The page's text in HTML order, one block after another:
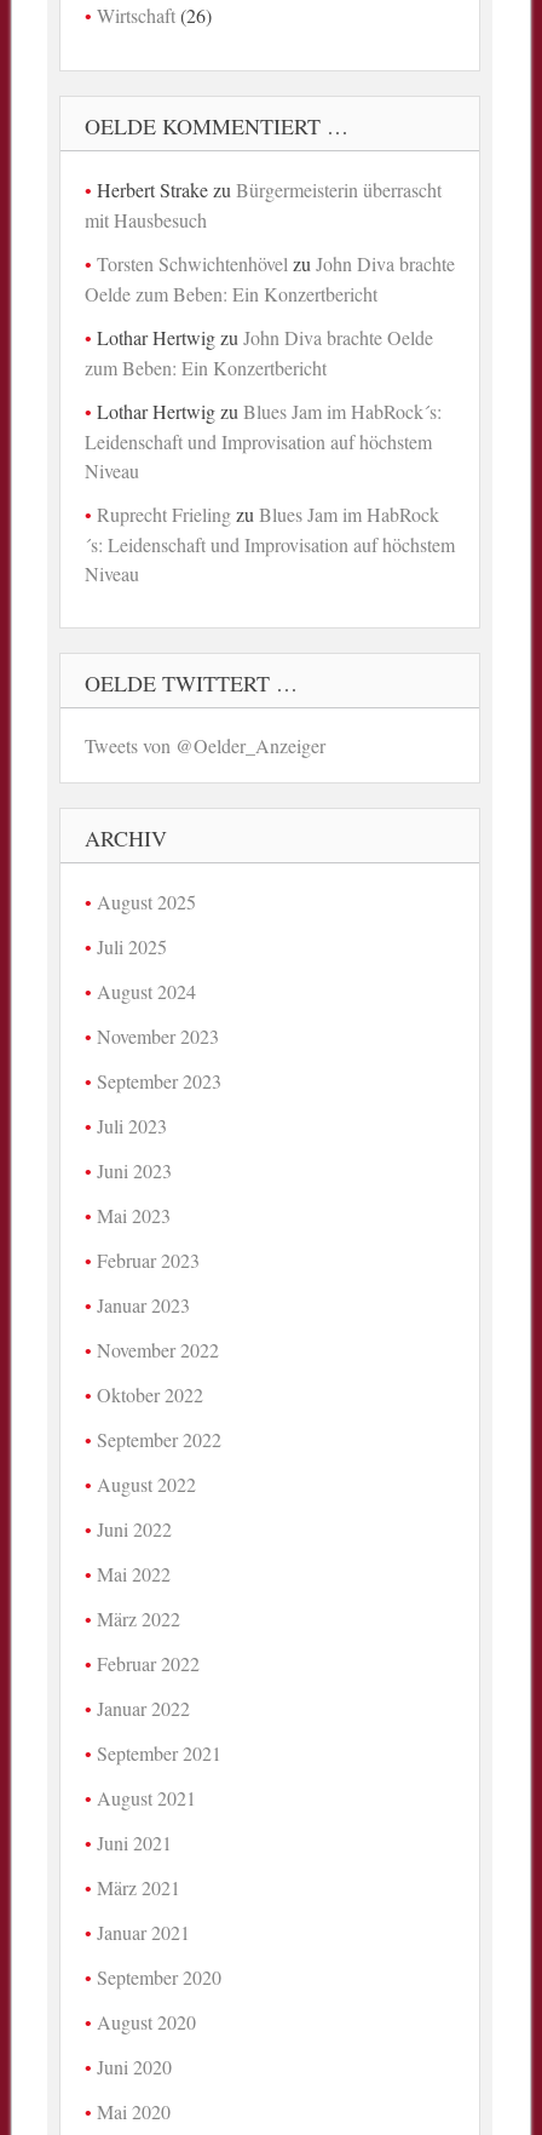
Wirtschaft(26)
OELDE KOMMENTIERT …
Herbert StrakezuBürgermeisterin überrascht
mit Hausbesuch
Torsten Schwichtenhövel zuJohn Diva brachte
Oelde zum Beben: Ein Konzertbericht
Lothar HertwigzuJohn Diva brachte Oelde
zum Beben: Ein Konzertbericht
Lothar HertwigzuBlues Jam im HabRock´s:
Leidenschaft und Improvisation auf höchstem
Niveau
Ruprecht FrielingzuBlues Jam im HabRock
´s: Leidenschaft und Improvisation auf höchstem
Niveau
OELDE TWITTERT …
Tweets von @Oelder_Anzeiger
ARCHIV
August 2025
Juli 2025
August 2024
November 2023
September 2023
Juli 2023
Juni 2023
Mai 2023
Februar 2023
Januar 2023
November 2022
Oktober 2022
September 2022
August 2022
Juni 2022
Mai 2022
März 2022
Februar 2022
Januar 2022
September 2021
August 2021
Juni 2021
März 2021
Januar 2021
September 2020
August 2020
Juni 2020
Mai 2020